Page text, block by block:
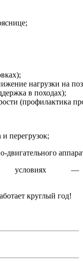
нагрузки на
в походах);
(профилактика
и перегрузок;
—
круглый год!